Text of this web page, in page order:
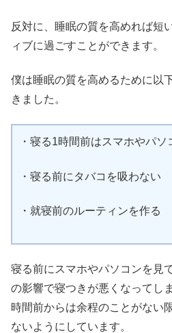
反対に、睡眠の質を高めれば短
ィブに過ごすことができます。
僕は睡眠の質を高めるために以
きました。
・寝る1時間前はスマホやパソ
・寝る前にタバコを吸わない
・就寝前のルーティンを作る
寝る前にスマホやパソコンを見
の影響で寝つきが悪くなってし
時間前からは余程のことがない
ないようにしています。